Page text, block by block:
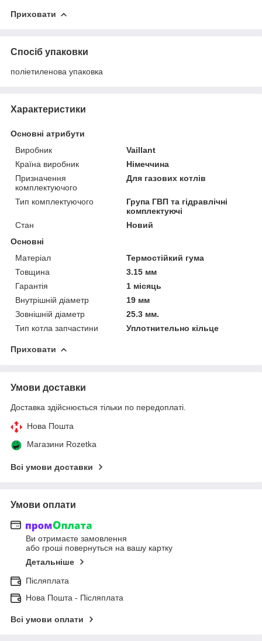
Приховати
Спосіб упаковки
поліетиленова упаковка
Характеристики
Основні атрибути
Виробник
Vaillant
Країна виробник
Німеччина
Призначення
комплектуючого
Для газових котлів
Тип комплектуючого
Група ГВП та гідравлічні
комплектуючі
Стан
Новий
Основні
Матеріал
Термостійкий гума
Товщина
3.15 мм
Гарантія
1 місяць
Внутрішній діаметр
19 мм
Зовнішній діаметр
25.3 мм.
Тип котла запчастини
Уплотнительно кільце
Приховати
Умови доставки
Доставка здійснюється тільки по передоплаті.
Нова Пошта
Магазини Rozetka
Всі умови доставки
Умови оплати
Ви отримаєте замовлення
або гроші повернуться на вашу картку
Детальніше
Післяплата
Нова Пошта - Післяплата
Всі умови оплати